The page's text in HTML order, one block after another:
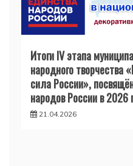
Итоги IV этапа
народного творчества
сила России»,
народов России в 2026
21.04.2026